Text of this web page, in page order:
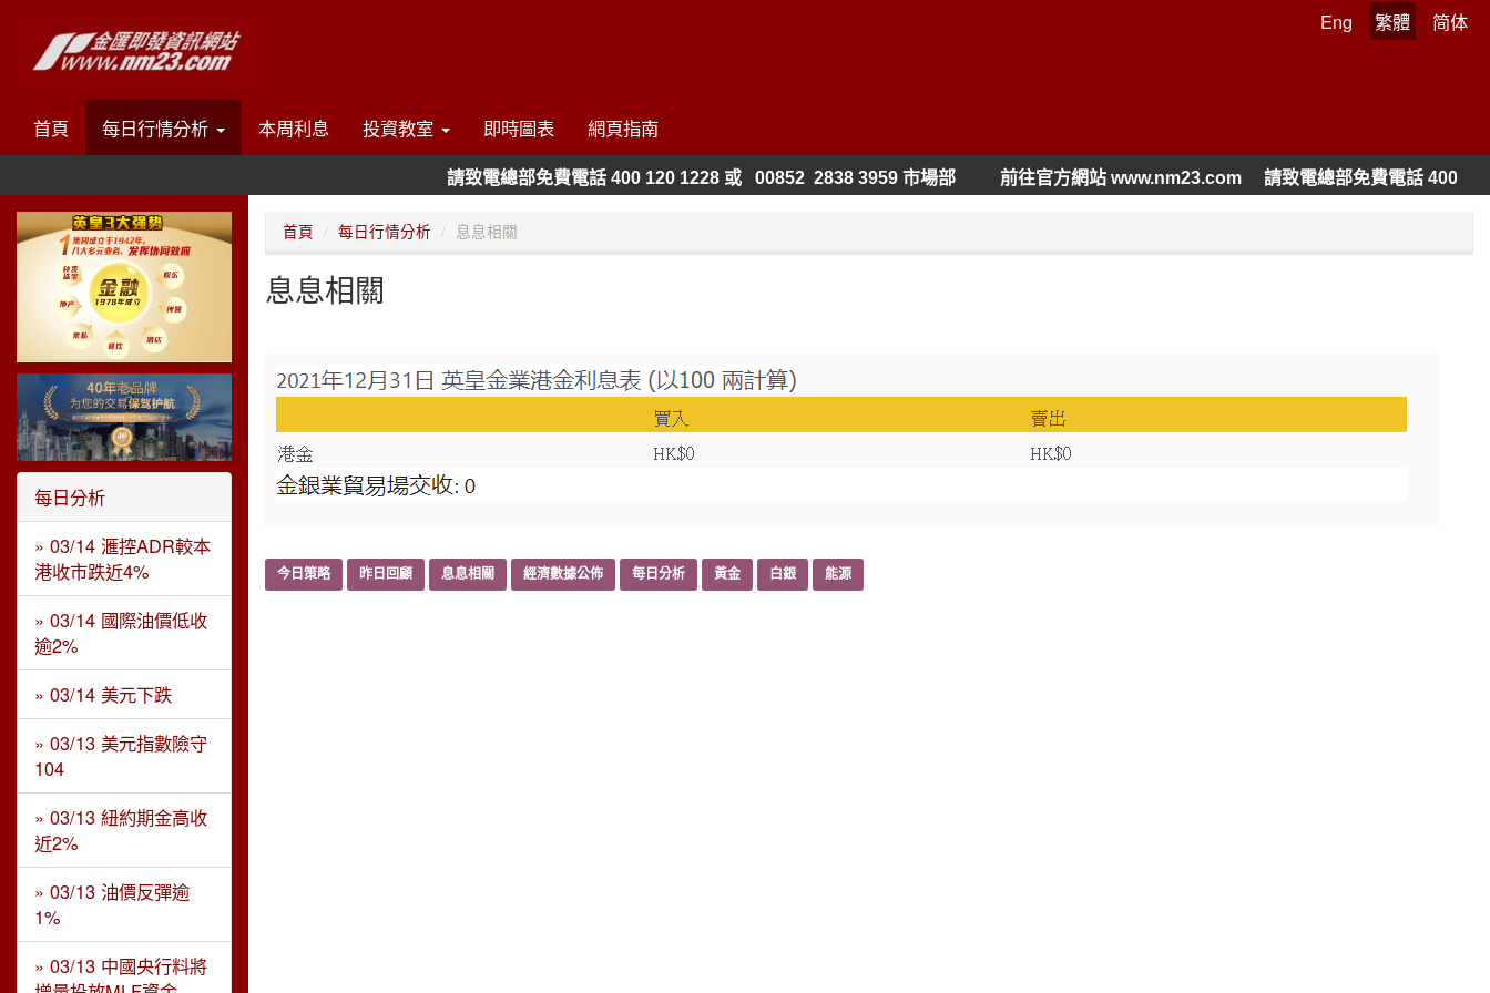
Eng 繁體 简体
首頁 每日行情分析 本周利息 投資教室 即時圖表 網頁指南
請致電總部免費電話 400 120 1228 或 00852 2838 3959 市場部 前往官方網站 www.nm23.com 請致電總部免費電話 400
首頁 每日行情分析 息息相關
息息相關
今日策略 昨日回顧 息息相關 經濟數據公佈 每日分析 黃金 白銀 能源
每日分析
» 03/14 滙控ADR較本
港收市跌近4%
» 03/14 國際油價低收
逾2%
» 03/14 美元下跌
» 03/13 美元指數險守
104
» 03/13 紐約期金高收
近2%
» 03/13 油價反彈逾
1%
» 03/13 中國央行料將